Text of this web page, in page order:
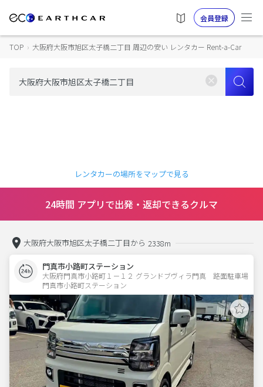
会員登録
TOP › 大阪府大阪市旭区太子橋二丁目 周辺の安い レンタカー Rent-a-Car
レンタカーの場所をマップで見る
24時間 アプリで出発・返却できるクルマ
大阪府大阪市旭区太子橋二丁目から 2338m
門真市小路町ステーション
大阪府門真市小路町１－１２ グランドブヴィラ門真　路面駐車場
門真市小路町ステーション